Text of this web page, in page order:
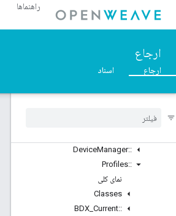
راهنماها
ارجاع
ارجاع اسناد
::Inet
::Weave
Structs
::
DeviceManager
::
Profiles
نمای کلی
Classes
::
BDX Current